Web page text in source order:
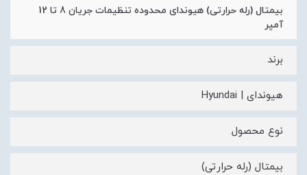
بیمتال (رله حرارتی) هیوندای محدوده تنظیمات جریان 8 تا 12
آمپر
برند
هیوندای | Hyundai
نوع محصول
بیمتال (رله حرارتی)